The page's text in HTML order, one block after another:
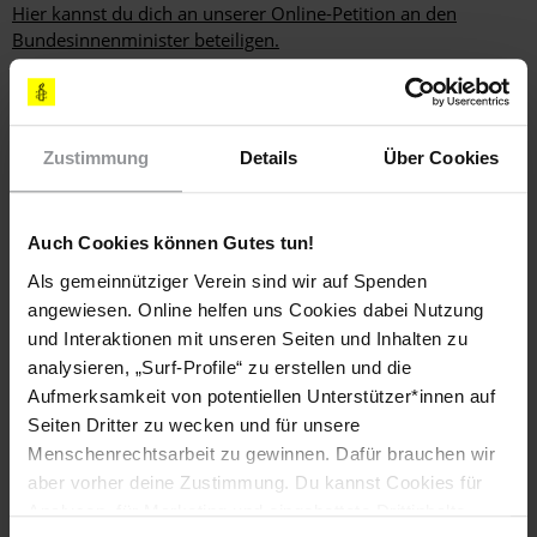
Zustimmung Details Über Cookies
Auch Cookies können Gutes tun!
Als gemeinnütziger Verein sind wir auf Spenden
angewiesen. Online helfen uns Cookies dabei Nutzung
und Interaktionen mit unseren Seiten und Inhalten zu
analysieren, „Surf-Profile“ zu erstellen und die
Aufmerksamkeit von potentiellen Unterstützer*innen auf
Seiten Dritter zu wecken und für unsere
Menschenrechtsarbeit zu gewinnen. Dafür brauchen wir
aber vorher deine Zustimmung. Du kannst Cookies für
Hier kannst du dich an unserer Online-Petition an den
Bundesinnenminister beteiligen.
Informiere dich!
Weitere Informationen zum Thema Flüchtlinge und Asyl
findest du hier.
Schlagworte
Afghanistan Deutschland Finnland
Aktuell
Bewaffnete Konflikte
Flüchtlinge & Asyl